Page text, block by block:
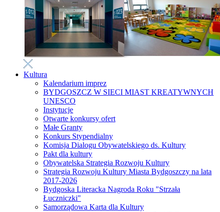
Kultura
Kalendarium imprez
BYDGOSZCZ W SIECI MIAST KREATYWNYCH
UNESCO
Instytucje
Otwarte konkursy ofert
Małe Granty
Konkurs Stypendialny
Komisja Dialogu Obywatelskiego ds. Kultury
Pakt dla kultury
Obywatelska Strategia Rozwoju Kultury
Strategia Rozwoju Kultury Miasta Bydgoszczy na lata
2017-2026
Bydgoska Literacka Nagroda Roku "Strzała
Łuczniczki"
Samorządowa Karta dla Kultury